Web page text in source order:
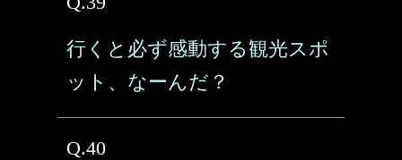
行くと必ず感動する観光スポ
ット、なーんだ？
Q.40